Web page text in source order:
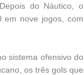
do Náutico, o
em nove jogos, com
sistema ofensivo do
os três gols que